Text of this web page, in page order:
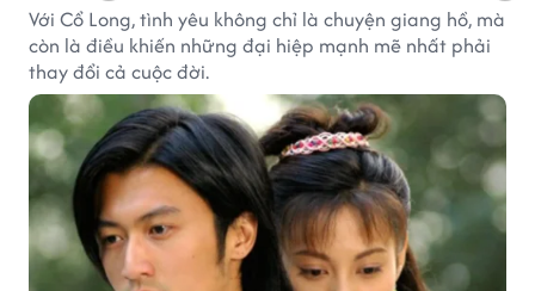
Với Cổ Long, tình yêu không chỉ là chuyện giang hồ, mà
còn là điều khiến những đại hiệp mạnh mẽ nhất phải
thay đổi cả cuộc đời.